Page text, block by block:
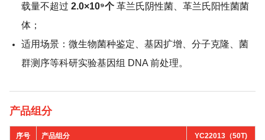
载量不超过 2.0×10⁹个 革兰氏阴性菌、革兰氏阳性菌菌
体；
适用场景：微生物菌种鉴定、基因扩增、分子克隆、菌
群测序等科研实验基因组 DNA 前处理。
产品组分
序号 产品组分 YC22013（50T)